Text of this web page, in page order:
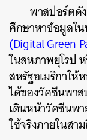
พาสปอร์ตดั
ศึกษาหาข้อมูลใ
(Digital Green
ในสหภาพยุโรป
สหรัฐอเมริกาให้
ได้ของวัคซีนพา
เดินหน้าวัคซีนพ
ใช้จริงภายในสา